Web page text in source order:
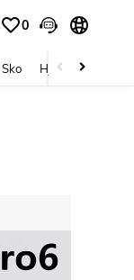
0
Sko Hjem Tekstiler